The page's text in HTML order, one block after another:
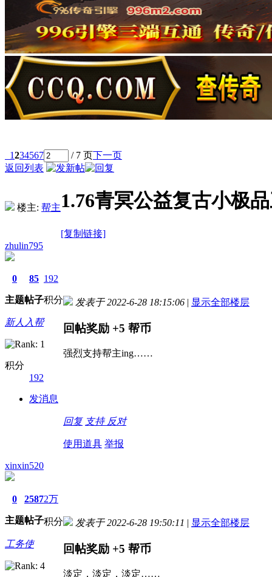
1234567 / 7 页下一页
返回列表
楼主: 帮主1.76青冥公益复古小极
[复制链接]
zhulin795
0
主题
85
帖子
192
积分
新人入帮
积分
192
发消息
发表于 2022-6-28 18:15:06 | 显示全部楼层
回帖奖励 +5 帮币
强烈支持帮主ing……
回复 支持 反对
使用道具 举报
xinxin520
0
主题
2587
帖子
2万
积分
工务使
发表于 2022-6-28 19:50:11 | 显示全部楼层
回帖奖励 +5 帮币
淡定，淡定，淡定……